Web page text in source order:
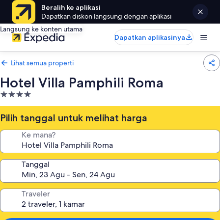
Beralih ke aplikasi
Dapatkan diskon langsung dengan aplikasi
Langsung ke konten utama
Dapatkan aplikasinya
Lihat semua properti
Hotel Villa Pamphili Roma
Properti
bintang
4.0
Pilih tanggal untuk melihat harga
Ke mana?
Tanggal
Traveler